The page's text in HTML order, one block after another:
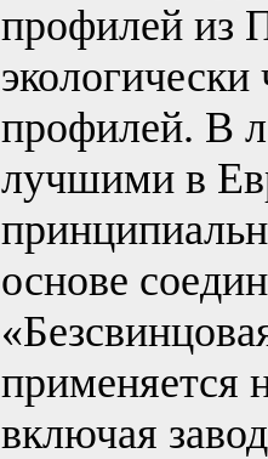
профилей из
профилей. В
лучшими в
основе
применяется
включая